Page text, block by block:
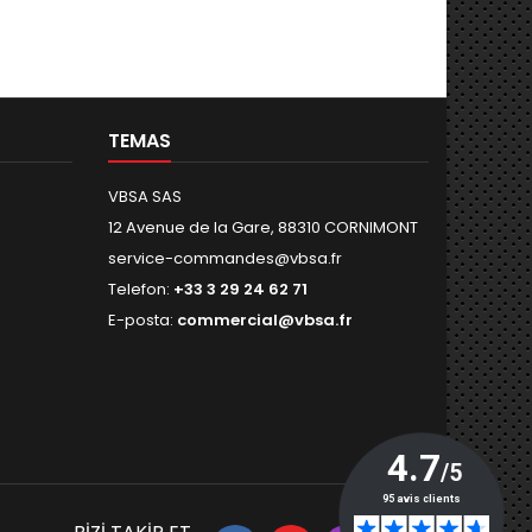
TEMAS
VBSA SAS
12 Avenue de la Gare, 88310 CORNIMONT
service-commandes@vbsa.fr
Telefon: +33 3 29 24 62 71
E-posta: commercial@vbsa.fr